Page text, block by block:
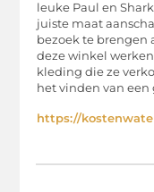
leuke Paul en
juiste maat
bezoek te brengen
deze winkel
kleding die ze
het vinden van
https://